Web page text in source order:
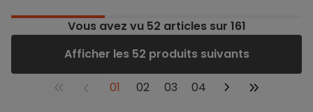
Vous avez vu 52 articles sur 161
Afficher les 52 produits suivants
01 02 03 04